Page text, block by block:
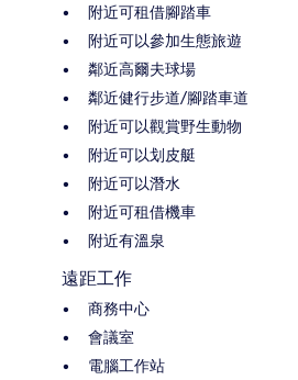
附近可租借腳踏車
附近可以參加生態旅遊
鄰近高爾夫球場
鄰近健行步道/腳踏車道
附近可以觀賞野生動物
附近可以划皮艇
附近可以潛水
附近可租借機車
附近有溫泉
遠距工作
商務中心
會議室
電腦工作站